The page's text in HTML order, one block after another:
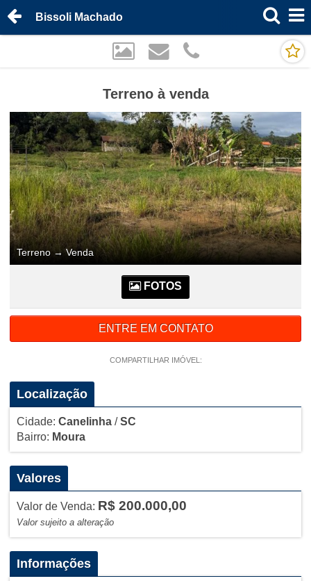
Bissoli Machado
Terreno à venda
Terreno →Venda
FOTOS
ENTRE EM CONTATO
COMPARTILHAR IMÓVEL:
Localização
Cidade: Canelinha/SC
Bairro: Moura
Valores
Valor de Venda: R$ 200.000,00
Valor sujeito a alteração
Informações